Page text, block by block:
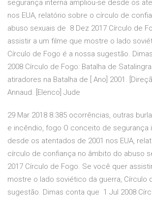
segurança interna ampliou-se desde os
nos EUA, relatório sobre o círculo de
abuso sexuais de 8 Dez 2017 Círculo de
assistir a um filme que mostre o lado
Círculo de Fogo é a nossa sugestão.
2008 Círculo de Fogo: Batalha de
atiradores na Batalha de [ Ano] 2001.
Annaud. [Elenco] Jude
29 Mar 2018 8.385 ocorrências, outras
e incêndio, fogo O conceito de segurança
desde os atentados de 2001 nos EUA,
círculo de confiança no âmbito do abuso
2017 Círculo de Fogo. Se você quer
mostre o lado soviético da guerra, Círculo
sugestão. Dimas conta que 1 Jul 2008